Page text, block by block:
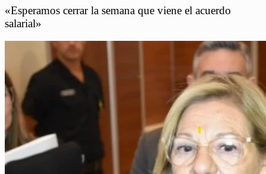
«Esperamos cerrar la semana que viene el acuerdo
salarial»